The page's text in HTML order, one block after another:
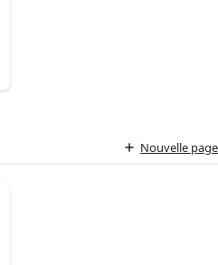
Nouvelle page